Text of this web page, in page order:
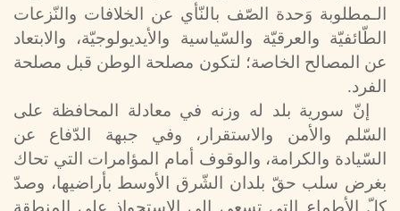
الـمطلوبة وَحدة الصّف بالنّأي عن الخلافات والنّزعات
الطّائفيّة والعرقيّة والسّياسية والأيديولوجيّة، والابتعاد
عن المصالح الخاصة؛ لتكون مصلحة الوطن قبل مصلحة
الفرد.
إنّ سورية بلد له وزنه في معادلة المحافظة على
السّلم والأمن والاستقرار، وفي جبهة الدّفاع عن
السّيادة والكرامة، والوقوف أمام المؤامرات التي تحاك
بغرض سلب حقّ بلدان الشّرق الأوسط بأراضيها، وصدّ
كلّ الأطماع التي تسعى إلى الاستحواذ على المنطقة